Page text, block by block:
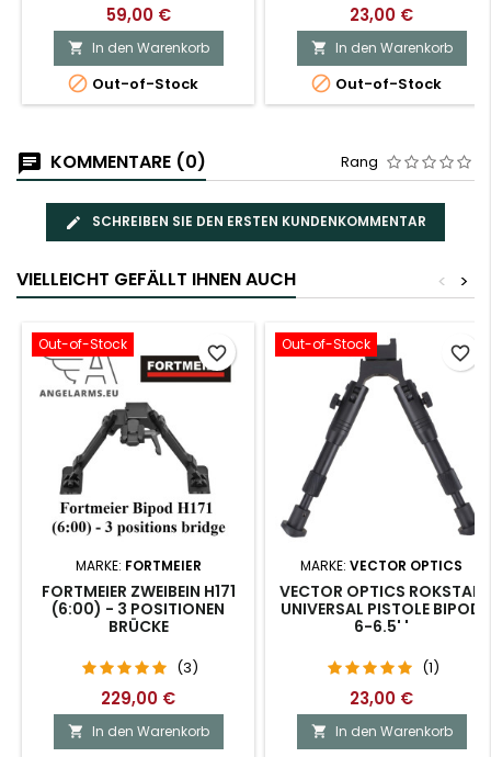
59,00 €
 In den Warenkorb
 Out-of-Stock
23,00 €
 In den Warenkorb
 Out-of-Stock
KOMMENTARE (0) Rang
SCHREIBEN SIE DEN ERSTEN KUNDENKOMMENTAR
VIELLEICHT GEFÄLLT IHNEN AUCH >
<
Out-of-Stock
MARKE: FORTMEIER
FORTMEIER ZWEIBEIN H171
(6:00) - 3 POSITIONEN
BRÜCKE
(3)
229,00 €
 In den Warenkorb
favorite_border Out-of-Stock
MARKE: VECTOR OPTICS
VECTOR OPTICS ROKSTAD
UNIVERSAL PISTOLE BIPOD
6-6.5' '
(1)
23,00 €
 In den Warenkorb
favorite_border